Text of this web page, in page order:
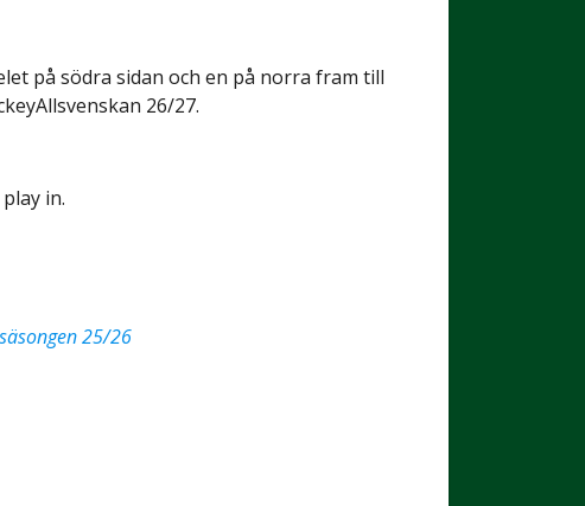
på södra sidan och en på norra fram till
26/27.
in.
25/26